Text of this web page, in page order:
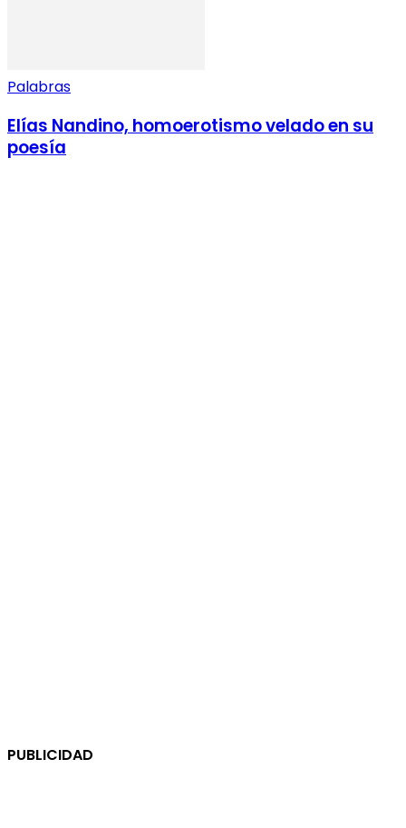
Palabras
Elías Nandino, homoerotismo velado en su
poesía
PUBLICIDAD